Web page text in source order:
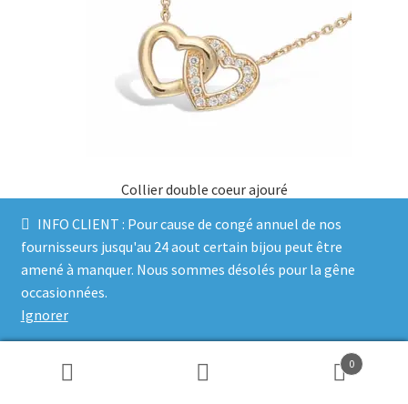
Collier double coeur ajouré
120,00
Ajouter au panier
Mes favoris
Recherche
Recherche
0
INFO CLIENT : Pour cause de congé annuel de nos
fournisseurs jusqu'au 24 aout certain bijou peut être
amené à manquer. Nous sommes désolés pour la gêne
occasionnées.
Ignorer